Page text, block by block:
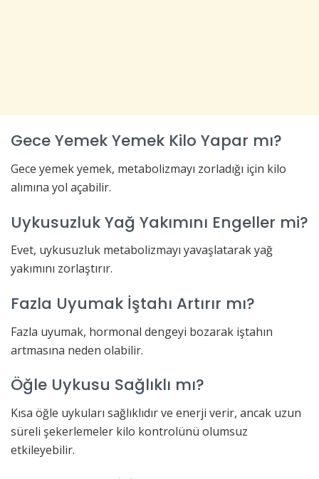
Gece Yemek Yemek Kilo Yapar mı?
Gece yemek yemek, metabolizmayı zorladığı için kilo
alımına yol açabilir.
Uykusuzluk Yağ Yakımını Engeller mi?
Evet, uykusuzluk metabolizmayı yavaşlatarak yağ
yakımını zorlaştırır.
Fazla Uyumak İştahı Artırır mı?
Fazla uyumak, hormonal dengeyi bozarak iştahın
artmasına neden olabilir.
Öğle Uykusu Sağlıklı mı?
Kısa öğle uykuları sağlıklıdır ve enerji verir, ancak uzun
süreli şekerlemeler kilo kontrolünü olumsuz
etkileyebilir.